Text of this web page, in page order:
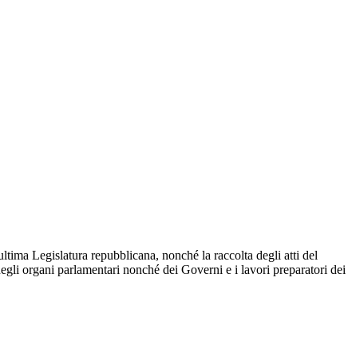
Legislatura repubblicana, nonché la raccolta degli atti del
organi parlamentari nonché dei Governi e i lavori preparatori dei